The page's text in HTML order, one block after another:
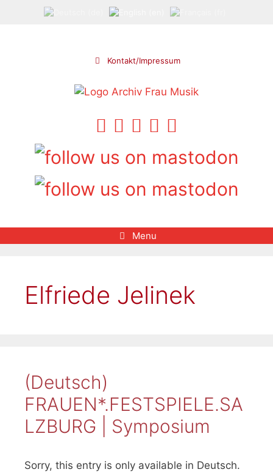
Kontakt/Impressum
Menu
Elfriede Jelinek
(Deutsch)
FRAUEN*.FESTSPIELE.SA
LZBURG | Symposium
Sorry, this entry is only available in Deutsch.